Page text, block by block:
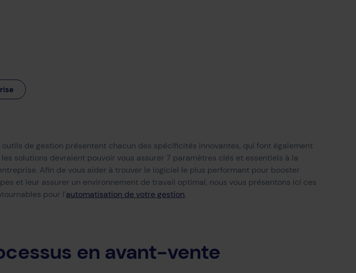
de gestion présentent chacun des spécificités innovantes, qui font également
solutions devraient pouvoir vous assurer 7 paramètres clés et essentiels à la
Afin de vous aider à trouver le logiciel le plus performant pour booster
et leur assurer un environnement de travail optimal, nous vous présentons ici ces
pour l’automatisation de votre gestion.
en avant-vente